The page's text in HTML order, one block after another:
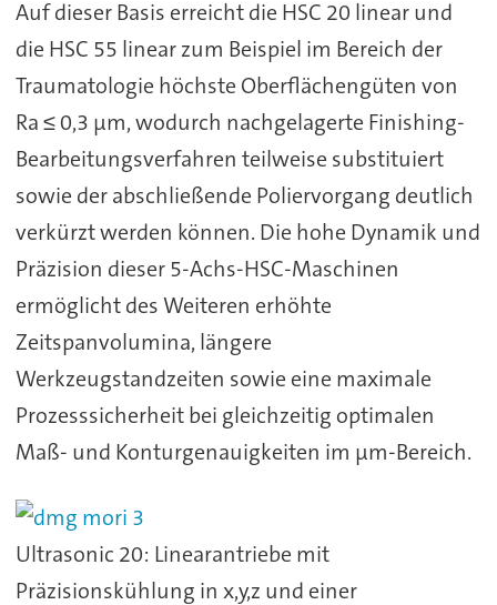
Auf dieser Basis erreicht die HSC 20 linear und
die HSC 55 linear zum Beispiel im Bereich der
Traumatologie höchste Oberflächengüten von
Ra ≤ 0,3 µm, wodurch nachgelagerte Finishing-
Bearbeitungsverfahren teilweise substituiert
sowie der abschließende Poliervorgang deutlich
verkürzt werden können. Die hohe Dynamik und
Präzision dieser 5-Achs-HSC-Maschinen
ermöglicht des Weiteren erhöhte
Zeitspanvolumina, längere
Werkzeugstandzeiten sowie eine maximale
Prozesssicherheit bei gleichzeitig optimalen
Maß- und Konturgenauigkeiten im µm-Bereich.
Ultrasonic 20: Linearantriebe mit
Präzisionskühlung in x,y,z und einer